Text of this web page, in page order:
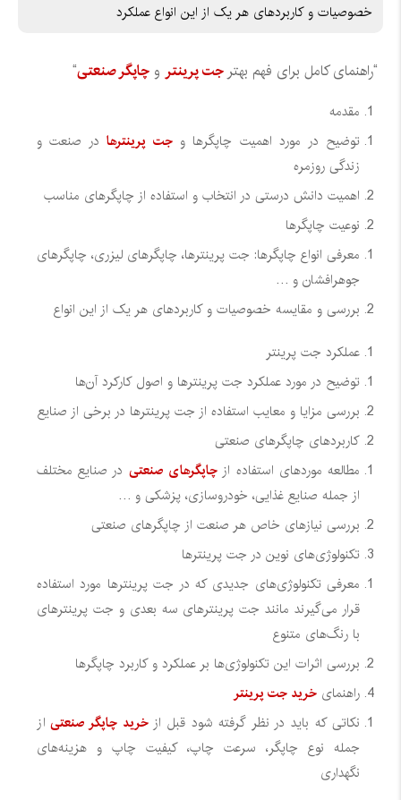
خصوصیات و کاربردهای هر یک از این انواع عملکرد
“راهنمای کامل برای فهم بهترجت پرینترو چاپگر صنعتی“
مقدمه
توضیح در مورد اهمیت چاپگرها وجت پرینترهادر صنعت و
زندگی روزمره
اهمیت دانش درستی در انتخاب و استفاده از چاپگرهای مناسب
نوعیت چاپگرها
معرفی انواع چاپگرها: جت پرینترها، چاپگرهای لیزری، چاپگرهای
جوهرافشان و …
بررسی و مقایسه خصوصیات و کاربردهای هر یک از این انواع
عملکرد جت پرینتر
توضیح در مورد عملکرد جت پرینترها و اصول کارکرد آن‌ها
بررسی مزایا و معایب استفاده از جت پرینترها در برخی از صنایع
کاربردهای چاپگرهای صنعتی
مطالعه موردهای استفاده از چاپگرهای صنعتی در صنایع مختلف
از جمله صنایع غذایی، خودروسازی، پزشکی و …
بررسی نیازهای خاص هر صنعت از چاپگرهای صنعتی
تکنولوژی‌های نوین در جت پرینترها
معرفی تکنولوژی‌های جدیدی که در جت پرینترها مورد استفاده
قرار می‌گیرند مانند جت پرینترهای سه بعدی و جت پرینترهای
با رنگ‌های متنوع
بررسی اثرات این تکنولوژی‌ها بر عملکرد و کاربرد چاپگرها
راهنمای خرید جت پرینتر
نکاتی که باید در نظر گرفته شود قبل ازخرید چاپگر صنعتیاز
جمله نوع چاپگر، سرعت چاپ، کیفیت چاپ و هزینه‌های
نگهداری